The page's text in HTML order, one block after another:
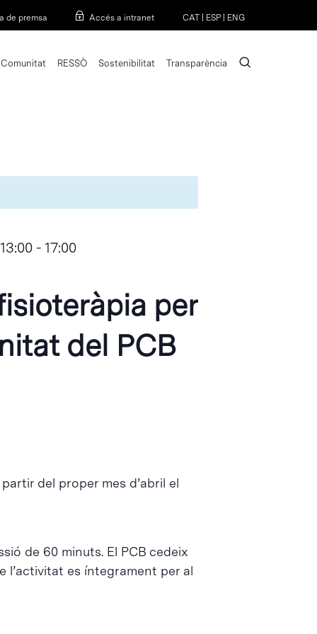
de premsa Accés a intranet CAT ESP ENG
Comunitat RESSÒ Sostenibilitat Transparència search
- 17:00
per
del PCB
del proper mes d’abril el
de 60 minuts. El PCB cedeix
l’activitat es íntegrament per al